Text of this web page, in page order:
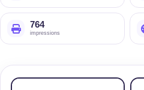
764
impressions